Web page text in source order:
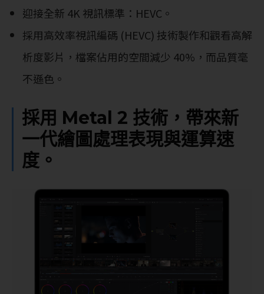
迎接全新 4K 視訊標準：HEVC。
採用高效率視訊編碼 (HEVC) 技術製作和觀看高解
析度影片，檔案佔用的空間減少 40%，而品質毫
不遜色。
採用 Metal 2 技術，帶來新
一代繪圖處理表現與運算速
度。